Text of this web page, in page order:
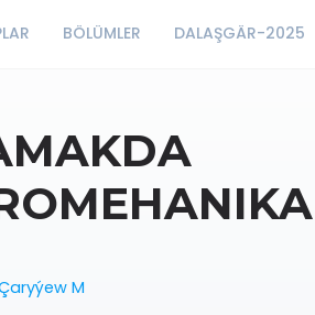
BÖLÜMLER DALAŞGÄR-2025
M